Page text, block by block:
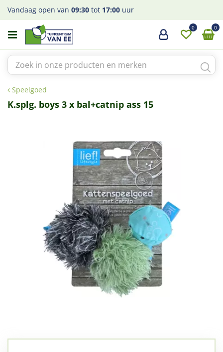
a
Speelgoed
Vandaag open van 09:30 tot 17:00 uur
K.splg. boys 3 x bal+catnip ass 15